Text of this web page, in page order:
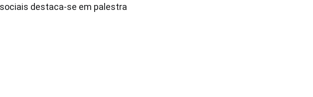
destaca-se em palestra